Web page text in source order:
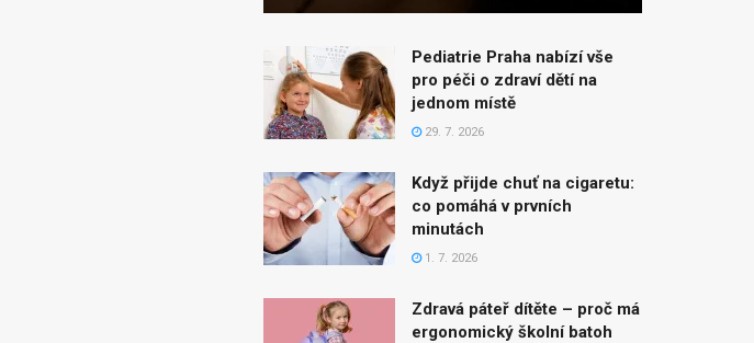
Pediatrie Praha nabízí vše
pro péči o zdraví dětí na
jednom místě
29. 7. 2026
Když přijde chuť na cigaretu:
co pomáhá v prvních
minutách
1. 7. 2026
Zdravá páteř dítěte – proč má
ergonomický školní batoh